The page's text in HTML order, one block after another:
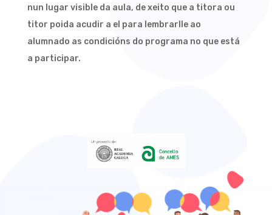
nun lugar visible da aula, de xeito que a titora ou
titor poida acudir a el para lembrarlle ao
alumnado as condicións do programa no que está
a participar.